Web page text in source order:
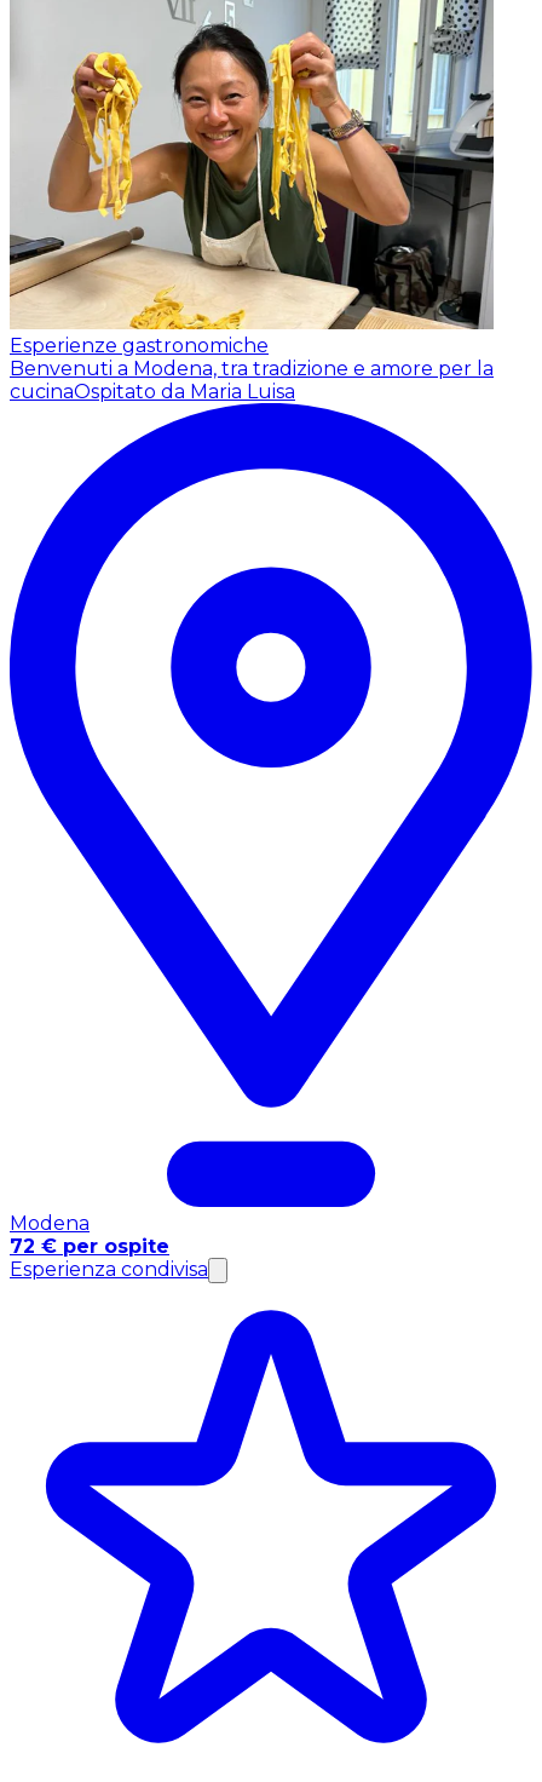
Esperienze gastronomiche
Benvenuti a Modena, tra tradizione e amore per la
cucinaOspitato da Maria Luisa
Modena
72 € per ospite
Esperienza condivisa